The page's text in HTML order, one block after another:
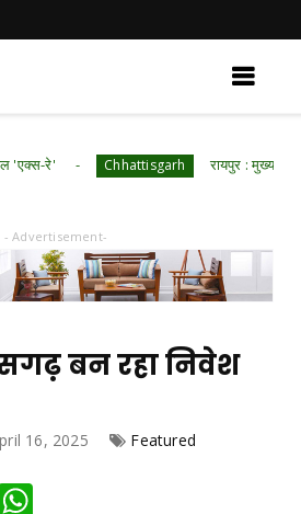
Chhattisgarh रायपुर : मुख्यमंत्री श्री
- Advertisement-
बन रहा निवेश
16, 2025 Featured